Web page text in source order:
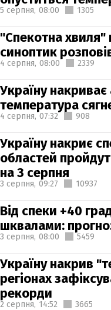
5 серпня, 08:00 1305
"Спекотна хвиля"
синоптик
4 серпня, 08:00 2339
Україну
температура
4 серпня, 07:32 908
Україну накриє
областей
на 3 серпня
3 серпня, 09:27 10937
Від спеки +40
шквалами:
3 серпня, 08:00 5459
Україну накрив
регіонах
рекорди
2 серпня, 14:52 3665